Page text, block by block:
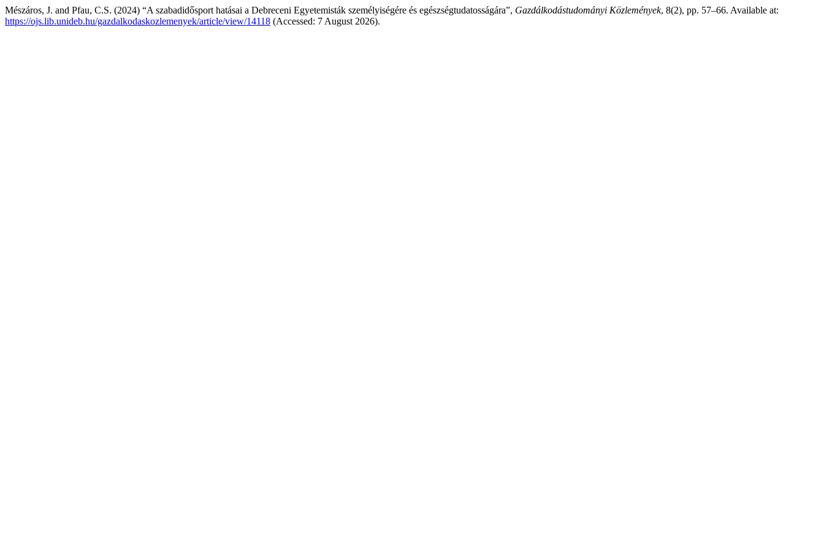
Mészáros, J. and Pfau, C.S. (2024) “A szabadidősport hatásai a Debreceni Egyetemisták személyiségére és egészségtudatosságára”, Gazdálkodástudományi Közlemények, 8(2), pp. 57–66. Available at:
https://ojs.lib.unideb.hu/gazdalkodaskozlemenyek/article/view/14118 (Accessed: 7 August 2026).